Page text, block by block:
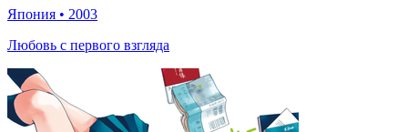
Япония • 2003
Любовь с первого взгляда